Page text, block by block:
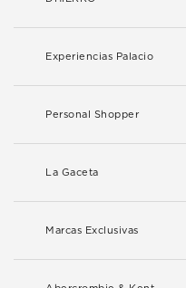
Experiencias Palacio
Personal Shopper
La Gaceta
Marcas Exclusivas